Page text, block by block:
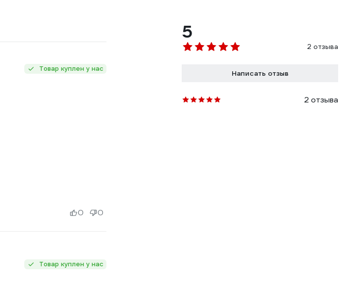
Товар куплен у нас
0 0
Товар куплен у нас
5
2 отзыва
Написать отзыв
2 отзыва